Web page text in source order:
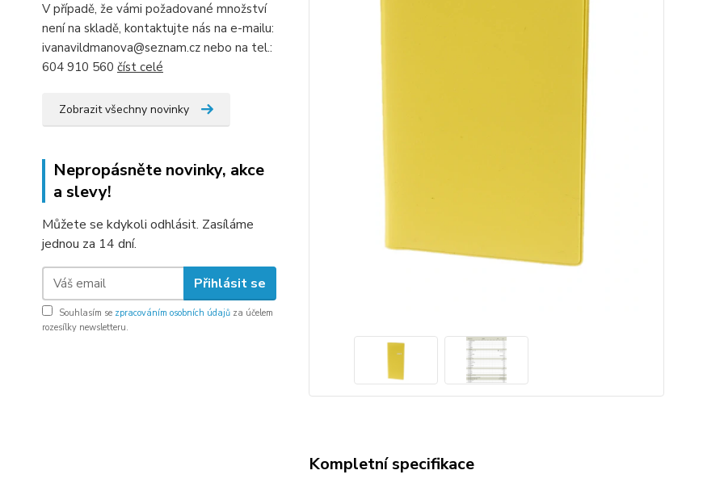
V případě, že vámi požadované množství
není na skladě, kontaktujte nás na e-mailu:
ivanavildmanova@seznam.cz nebo na tel.:
604 910 560 číst celé
Zobrazit všechny novinky
Nepropásněte novinky, akce
a slevy!
Můžete se kdykoli odhlásit. Zasíláme
jednou za 14 dní.
Přihlásit se
Souhlasím se zpracováním osobních údajů za účelem
rozesílky newsletteru.
Kompletní specifikace